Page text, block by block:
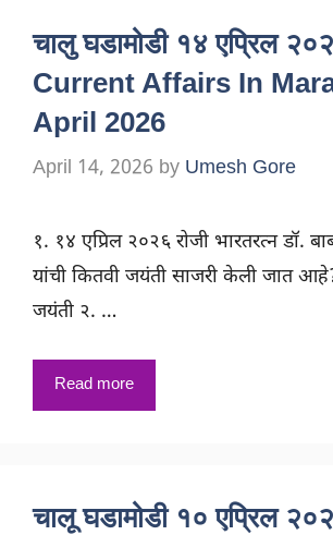
चालु घडामोडी १४ एप्रिल
Current Affairs In
April 2026
April 14, 2026 by Umesh Gore
१. १४ एप्रिल २०२६ रोजी भारतरत्न डॉ.
यांची कितवी जयंती साजरी केली जात
जयंती २. …
Read more
चालू घडामोडी १० एप्रिल